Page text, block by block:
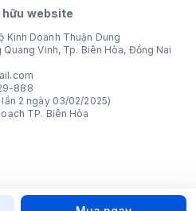
hữu website
Kinh Doanh Thuận Dung
Quang Vinh, Tp. Biên Hòa, Đồng Nai
888
2 ngày 03/02/2025)
TP. Biên Hòa